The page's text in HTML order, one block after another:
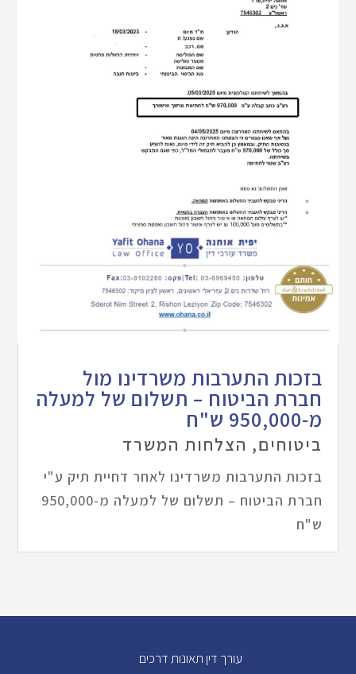
בזכות התערבות משרדינו מול
חברת הביטוח – תשלום של למעלה
מ-950,000 ש"ח
ביטוחים, הצלחות המשרד
בזכות התערבות משרדינו לאחר דחיית תיק ע"י
חברת הביטוח – תשלום של למעלה מ-950,000
ש"ח
עורך דין תאונות דרכים